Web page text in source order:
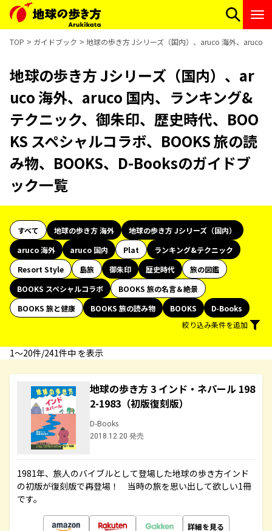
TOP ガイドブック 地球の歩き方 Jシリーズ（国内）、aruco 海外、aruco
地球の歩き方 Jシリーズ（国内）、ar
uco 海外、aruco 国内、ランキング&
テクニック、御朱印、歴史時代、BOO
KS スペシャルコラボ、BOOKS 旅の読
み物、BOOKS、D-Booksのガイドブ
ック一覧
すべて 地球の歩き方 海外
地球の歩き方 Jシリーズ（国内）
aruco 海外
aruco 国内 Plat
ランキング&テクニック
Resort Style
島旅 御朱印 歴史時代
旅の図鑑
BOOKS スペシャルコラボ
BOOKS 旅の名言＆絶景
BOOKS 旅と健康
BOOKS 旅の読み物 BOOKS
D-Books
絞り込み条件を追加
1〜20件/241件中 を表示
地球の歩き方 3 インド・ネパール 198
2-1983（初版復刻版）
D-Books
2018.12.20 発売
1981年、旅人のバイブルとして登場した地球の歩き方インド
の初版が復刻版で再登場！ 当時の旅を思い出して欲しい1冊
です。
詳細を見る